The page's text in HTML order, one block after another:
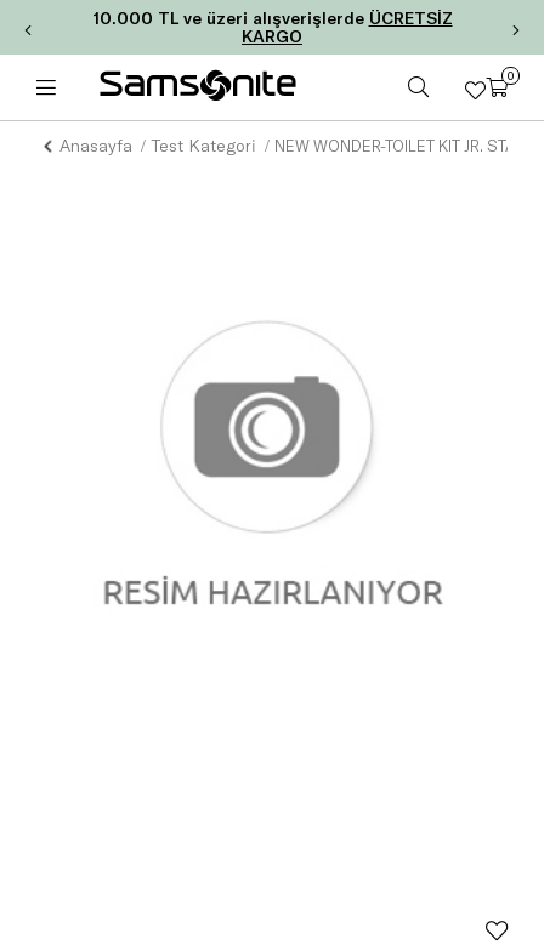
10.000 TL ve üzeri alışverişlerde ÜCRETSİZ
KARGO
0
Anasayfa Test Kategori NEW WONDER-TOILET KIT JR. STAR